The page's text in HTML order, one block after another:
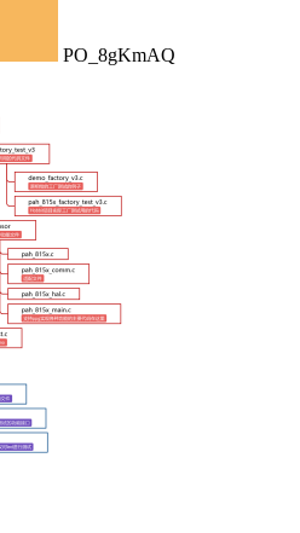
PO_8gKmAQ